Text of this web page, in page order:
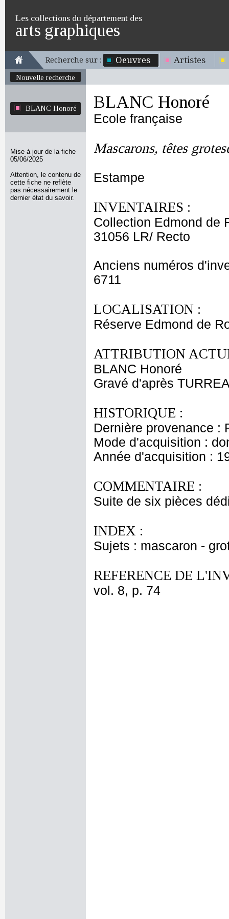
Les collections du département des
arts graphiques
Recherche sur : Oeuvres Artistes
Nouvelle recherche
BLANC Honoré
Mise à jour de la fiche
05/06/2025
Attention, le contenu de
cette fiche ne reflète
pas nécessairement le
dernier état du savoir.
BLANC Honoré
Ecole française
Mascarons, têtes
Estampe
INVENTAIRES :
Collection Edmond de
31056 LR/ Recto
Anciens numéros
6711
LOCALISATION :
Réserve Edmond de
ATTRIBUTION
BLANC Honoré
Gravé d'après
HISTORIQUE :
Dernière provenance :
Mode d'acquisition :
Année d'acquisition :
COMMENTAIRE :
Suite de six pièces
INDEX :
Sujets : mascaron -
REFERENCE DE
vol. 8, p. 74